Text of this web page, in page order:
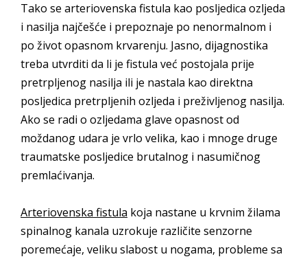
Tako se arteriovenska fistula kao posljedica ozljeda
i nasilja najčešće i prepoznaje po nenormalnom i
po život opasnom krvarenju. Jasno, dijagnostika
treba utvrditi da li je fistula već postojala prije
pretrpljenog nasilja ili je nastala kao direktna
posljedica pretrpljenih ozljeda i preživljenog nasilja.
Ako se radi o ozljedama glave opasnost od
moždanog udara je vrlo velika, kao i mnoge druge
traumatske posljedice brutalnog i nasumičnog
premlaćivanja.
Arteriovenska fistula koja nastane u krvnim žilama
spinalnog kanala uzrokuje različite senzorne
poremećaje, veliku slabost u nogama, probleme sa